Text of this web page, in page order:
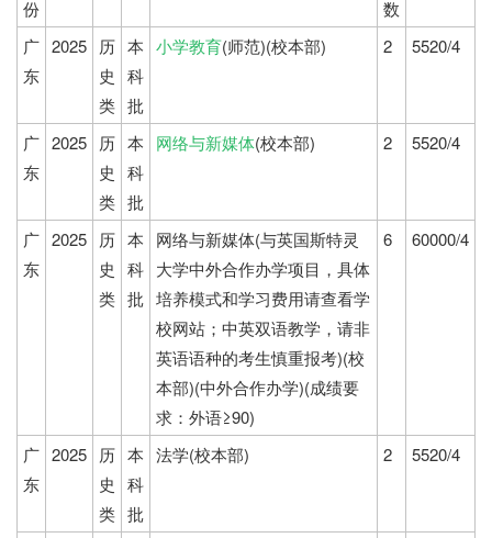
份
数
广
东
2025 历
史
类
本
科
批
小学教育(师范)(校本部) 2 5520/4
广
东
2025 历
史
类
本
科
批
网络与新媒体(校本部) 2 5520/4
广
东
2025 历
史
类
本
科
批
网络与新媒体(与英国斯特灵
大学中外合作办学项目，具体
培养模式和学习费用请查看学
校网站；中英双语教学，请非
英语语种的考生慎重报考)(校
本部)(中外合作办学)(成绩要
求：外语≥90)
6 60000/4
广
东
2025 历
史
类
本
科
批
法学(校本部) 2 5520/4